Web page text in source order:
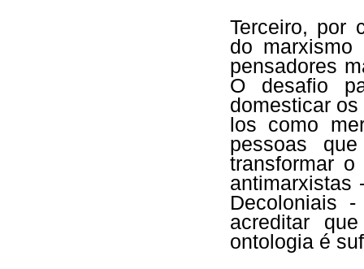
Terceiro, por
do
pensadores
O desafio
domesticar
los como
pessoas
transformar
antimarxistas
Decoloniais
acreditar
ontologia é